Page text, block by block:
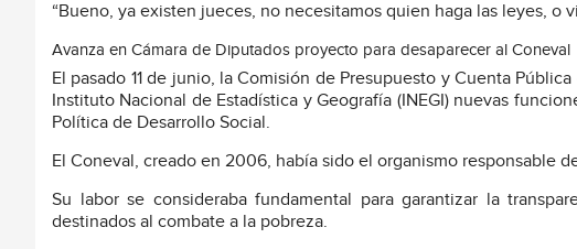
“Bueno, ya existen jueces, no necesitamos quien haga las leyes, o
Avanza en Cámara de Diputados proyecto para desaparecer al Coneval
El pasado 11 de junio, la Comisión de Presupuesto y Cuenta
Instituto Nacional de Estadística y Geografía (INEGI) nuevas
Política de Desarrollo Social.
El Coneval, creado en 2006, había sido el organismo responsable
Su labor se consideraba fundamental para garantizar la
destinados al combate a la pobreza.